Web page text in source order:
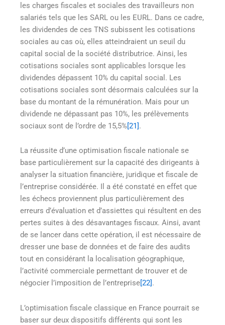
les charges fiscales et sociales des travailleurs non
salariés tels que les SARL ou les EURL. Dans ce cadre,
les dividendes de ces TNS subissent les cotisations
sociales au cas où, elles atteindraient un seuil du
capital social de la société distributrice. Ainsi, les
cotisations sociales sont applicables lorsque les
dividendes dépassent 10% du capital social. Les
cotisations sociales sont désormais calculées sur la
base du montant de la rémunération. Mais pour un
dividende ne dépassant pas 10%, les prélèvements
sociaux sont de l’ordre de 15,5%[21].
La réussite d’une optimisation fiscale nationale se
base particulièrement sur la capacité des dirigeants à
analyser la situation financière, juridique et fiscale de
l’entreprise considérée. Il a été constaté en effet que
les échecs proviennent plus particulièrement des
erreurs d’évaluation et d’assiettes qui résultent en des
pertes suites à des désavantages fiscaux. Ainsi, avant
de se lancer dans cette opération, il est nécessaire de
dresser une base de données et de faire des audits
tout en considérant la localisation géographique,
l’activité commerciale permettant de trouver et de
négocier l’imposition de l’entreprise[22].
L’optimisation fiscale classique en France pourrait se
baser sur deux dispositifs différents qui sont les